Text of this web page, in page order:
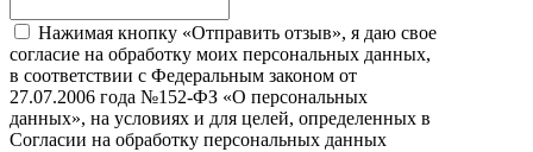
Нажимая кнопку «Отправить отзыв», я даю свое
согласие на обработку моих персональных данных,
в соответствии с Федеральным законом от
27.07.2006 года №152-ФЗ «О персональных
данных», на условиях и для целей, определенных в
Согласии на обработку персональных данных